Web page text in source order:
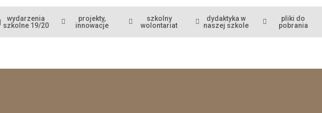
wydarzenia
szkolne 19/20
projekty,
innowacje
szkolny
wolontariat
dydaktyka w
naszej szkole
pliki do
pobrania